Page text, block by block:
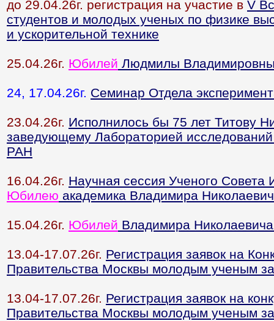
до 29.04.26г. регистрация на участие в V
студентов и молодых ученых по физике
и ускорительной технике
25.04.26г. Юбилей Людмилы
24, 17.04.26г. Семинар Отдела
23.04.26г. Исполнилось бы 75 лет Титову
заведующему Лабораторией
РАН
16.04.26г. Научная сессия Ученого
Юбилею академика Владимира
15.04.26г. Юбилей Владимира
13.04-17.07.26г. Регистрация заявок на
Правительства Москвы молодым ученым за
13.04-17.07.26г. Регистрация заявок на
Правительства Москвы молодым ученым за